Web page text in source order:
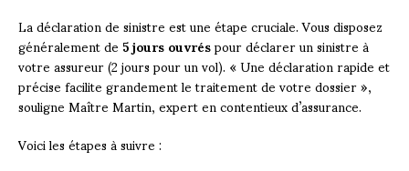
La déclaration de sinistre est une étape cruciale. Vous disposez
généralement de5 jours ouvréspour déclarer un sinistre à
votre assureur (2 jours pour un vol). « Une déclaration rapide et
précise facilite grandement le traitement de votre dossier »,
souligne Maître Martin, expert en contentieux d’assurance.
Voici les étapes à suivre :